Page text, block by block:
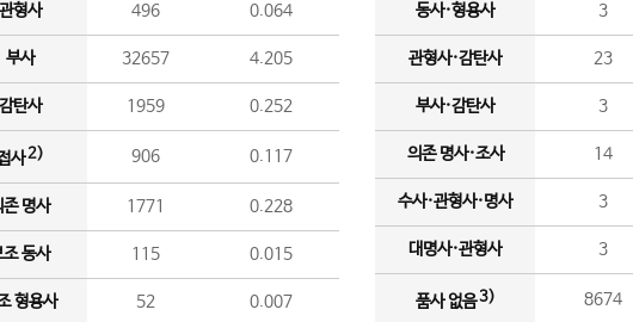
형사 496 0.064
부사 32657 4.205
탄사 1959 0.252
사2) 906 0.117
존 명사 1771 0.228
조 동사 115 0.015
형용사 52 0.007
동사·형용사 3
관형사·감탄사 23
부사·감탄사 3
의존 명사·조사 14
수사·관형사·명사 3
대명사·관형사 3
품사 없음3) 8674